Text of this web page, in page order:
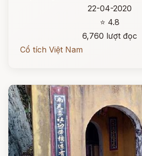
22-04-2020
⭐ 4.8
6,760 lượt đọc
Cổ tích Việt Nam